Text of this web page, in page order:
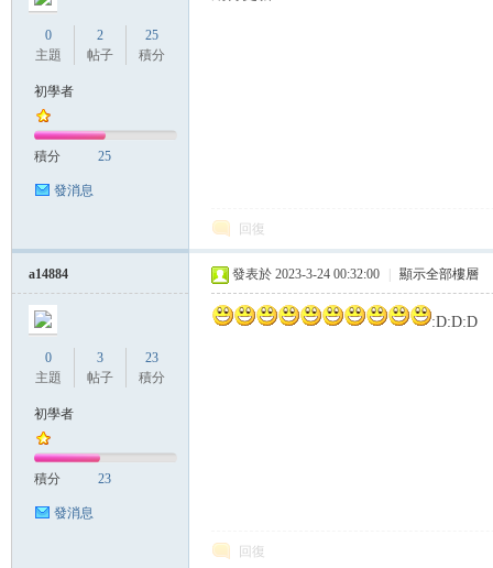
0
主題
2
帖子
25
積分
初學者
積分 25
發消息
回復
a14884
0
主題
3
帖子
23
積分
初學者
積分 23
發消息
發表於 2023-3-24 00:32:00 顯示全部樓層
:D:D:D
回復